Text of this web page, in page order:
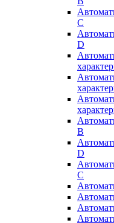
C
D
B
D
С